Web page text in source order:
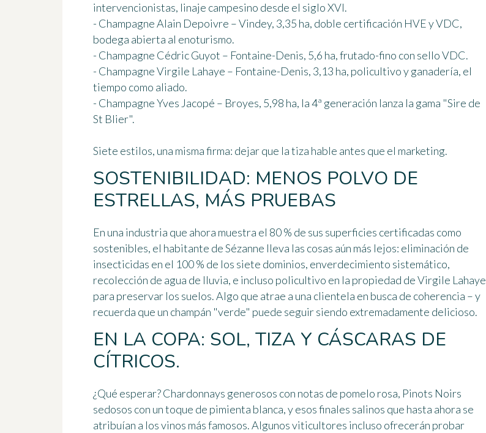
intervencionistas, linaje campesino desde el siglo XVI.
- Champagne Alain Depoivre – Vindey, 3,35 ha, doble certificación HVE y VDC,
bodega abierta al enoturismo.
- Champagne Cédric Guyot – Fontaine-Denis, 5,6 ha, frutado-fino con sello VDC.
- Champagne Virgile Lahaye – Fontaine-Denis, 3,13 ha, policultivo y ganadería, el
tiempo como aliado.
- Champagne Yves Jacopé – Broyes, 5,98 ha, la 4ª generación lanza la gama "Sire de
St Blier".
Siete estilos, una misma firma: dejar que la tiza hable antes que el marketing.
SOSTENIBILIDAD: MENOS POLVO DE
ESTRELLAS, MÁS PRUEBAS
En una industria que ahora muestra el 80 % de sus superficies certificadas como
sostenibles, el habitante de Sézanne lleva las cosas aún más lejos: eliminación de
insecticidas en el 100 % de los siete dominios, enverdecimiento sistemático,
recolección de agua de lluvia, e incluso policultivo en la propiedad de Virgile Lahaye
para preservar los suelos. Algo que atrae a una clientela en busca de coherencia – y
recuerda que un champán "verde" puede seguir siendo extremadamente delicioso.
EN LA COPA: SOL, TIZA Y CÁSCARAS DE
CÍTRICOS.
¿Qué esperar?Chardonnays generosos con notas de pomelo rosa, Pinots Noirs
sedosos con un toque de pimienta blanca, y esos finales salinos que hasta ahora se
atribuían a los vinos más famosos. Algunos viticultores incluso ofrecerán probar